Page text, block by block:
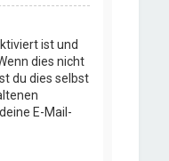
ist und
dies nicht
du dies selbst
E-Mail-